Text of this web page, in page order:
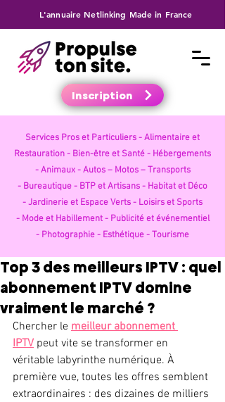
L'annuaire Netlinking Made in France
Inscription
Services Pros et Particuliers -Alimentaire et
Restauration - Bien-être et Santé - Hébergements
-Animaux -Autos – Motos – Transports
- Bureautique - BTP et Artisans - Habitat et Déco
-Jardinerie et Espace Verts - Loisirs et Sports
- Mode et Habillement - Publicité et événementiel
- Photographie - Esthétique -Tourisme
Top 3 des meilleurs IPTV : quel
abonnement IPTV domine
vraiment le marché ?
Chercher le meilleur abonnement
IPTV peut vite se transformer en
véritable labyrinthe numérique. À
première vue, toutes les offres semblent
extraordinaires : des dizaines de milliers